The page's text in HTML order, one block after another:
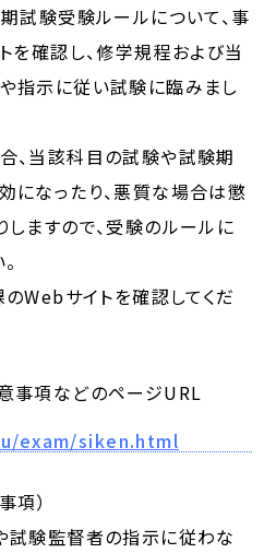
試験受験ルールについて、事
確認し、修学規程および当
指示に従い試験に臨みまし
、当該科目の試験や試験期
になったり、悪質な場合は懲
ますので、受験のルールに
Webサイトを確認してくだ
事項などのページURL
exam/siken.html
項）
試験監督者の指示に従わな